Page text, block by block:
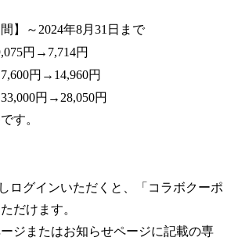
】～2024年8月31日まで
円→7,714円
円→14,960円
円→28,050円
す。
ログインいただくと、「コラボクーポ
だけます。
ジまたはお知らせページに記載の専